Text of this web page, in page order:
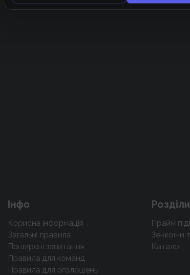
Інфо
Корисна інформація
Загальні правила
Поширені запитання
Правила для команд
Правила для оголошень
Розділи
Прайм
Зенкоїни
Каталог